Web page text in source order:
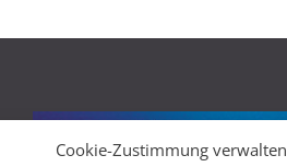
Cookie-Zustimmung verwalten